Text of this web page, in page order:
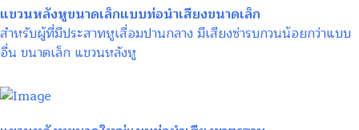
แขวนหลังหูขนาดเล็กแบบท่อนำเสียงขนาดเล็ก
สำหรับผู้ที่มีประสาทหูเสื่อมปานกลาง มีเสียงซ่ารบกวนน้อยกว่าแบบ
อื่น ขนาดเล็ก แขวนหลังหู